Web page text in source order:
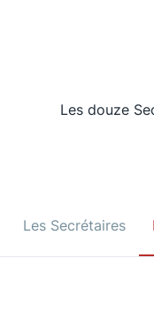
Les douze
Les Secrétaires